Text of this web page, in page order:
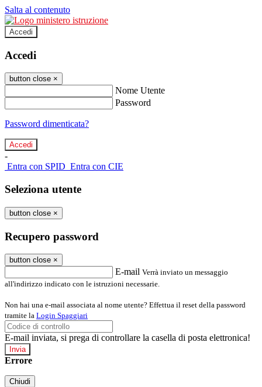
Salta al contenuto
Accedi
Accedi
button close ×
Nome Utente
Password
Password dimenticata?
-
Entra con SPID Entra con CIE
Seleziona utente
button close ×
Recupero password
button close ×
E-mail Verrà inviato un messaggio
all'indirizzo indicato con le istruzioni necessarie.
Non hai una e-mail associata al nome utente? Effettua il reset della password
tramite la Login Spaggiari
E-mail inviata, si prega di controllare la casella di posta elettronica!
Errore
Chiudi